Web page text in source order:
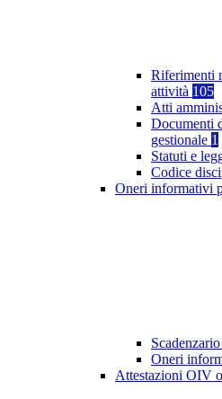
Riferimenti
attività 105
Atti
Documenti
gestionale 1
Statuti e
Codice
Oneri informativi
Oneri
Attestazioni OIV